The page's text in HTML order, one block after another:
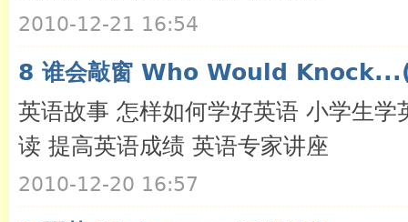
2010-12-21 16:54
8 谁会敲窗 Who Would
英语故事 怎样如何学好英语 小学生
读 提高英语成绩 英语专家讲座
2010-12-20 16:57